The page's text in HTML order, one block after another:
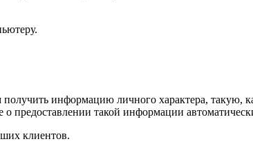
информацию личного характера, такую,
предоставлении такой информации
клиентов.